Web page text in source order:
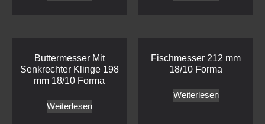
Buttermesser Mit
Senkrechter Klinge 198
mm 18/10 Forma
Weiterlesen
Fischmesser 212 mm
18/10 Forma
Weiterlesen